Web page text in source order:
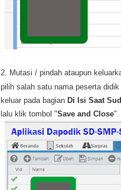
2. Mutasi / pindah ataupun
pilih salah satu nama peserta
keluar pada bagian Di Isi Saat
lalu klik tombol "Save and Close".